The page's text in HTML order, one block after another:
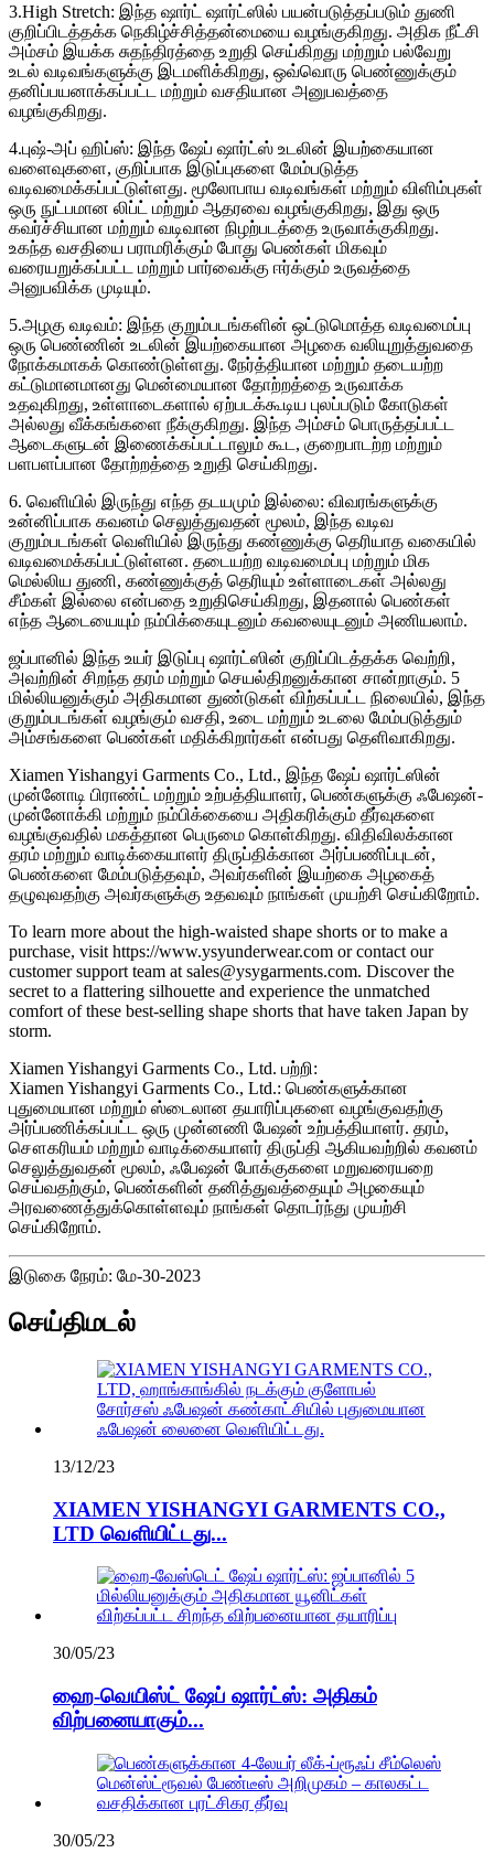
3.High Stretch: இந்த ஷார்ட் ஷார்ட்ஸில் பயன்படுத்தப்படும் துணி
குறிப்பிடத்தக்க நெகிழ்ச்சித்தன்மையை வழங்குகிறது. அதிக நீட்சி
அம்சம் இயக்க சுதந்திரத்தை உறுதி செய்கிறது மற்றும் பல்வேறு
உடல் வடிவங்களுக்கு இடமளிக்கிறது, ஒவ்வொரு பெண்ணுக்கும்
தனிப்பயனாக்கப்பட்ட மற்றும் வசதியான அனுபவத்தை
வழங்குகிறது.
4.புஷ்-அப் ஹிப்ஸ்: இந்த ஷேப் ஷார்ட்ஸ் உடலின் இயற்கையான
வளைவுகளை, குறிப்பாக இடுப்புகளை மேம்படுத்த
வடிவமைக்கப்பட்டுள்ளது. மூலோபாய வடிவங்கள் மற்றும் விளிம்புகள்
ஒரு நுட்பமான லிப்ட் மற்றும் ஆதரவை வழங்குகிறது, இது ஒரு
கவர்ச்சியான மற்றும் வடிவான நிழற்படத்தை உருவாக்குகிறது.
உகந்த வசதியை பராமரிக்கும் போது பெண்கள் மிகவும்
வரையறுக்கப்பட்ட மற்றும் பார்வைக்கு ஈர்க்கும் உருவத்தை
அனுபவிக்க முடியும்.
5.அழகு வடிவம்: இந்த குறும்படங்களின் ஒட்டுமொத்த வடிவமைப்பு
ஒரு பெண்ணின் உடலின் இயற்கையான அழகை வலியுறுத்துவதை
நோக்கமாகக் கொண்டுள்ளது. நேர்த்தியான மற்றும் தடையற்ற
கட்டுமானமானது மென்மையான தோற்றத்தை உருவாக்க
உதவுகிறது, உள்ளாடைகளால் ஏற்படக்கூடிய புலப்படும் கோடுகள்
அல்லது வீக்கங்களை நீக்குகிறது. இந்த அம்சம் பொருத்தப்பட்ட
ஆடைகளுடன் இணைக்கப்பட்டாலும் கூட, குறைபாடற்ற மற்றும்
பளபளப்பான தோற்றத்தை உறுதி செய்கிறது.
6. வெளியில் இருந்து எந்த தடயமும் இல்லை: விவரங்களுக்கு
உன்னிப்பாக கவனம் செலுத்துவதன் மூலம், இந்த வடிவ
குறும்படங்கள் வெளியில் இருந்து கண்ணுக்கு தெரியாத வகையில்
வடிவமைக்கப்பட்டுள்ளன. தடையற்ற வடிவமைப்பு மற்றும் மிக
மெல்லிய துணி, கண்ணுக்குத் தெரியும் உள்ளாடைகள் அல்லது
சீம்கள் இல்லை என்பதை உறுதிசெய்கிறது, இதனால் பெண்கள்
எந்த ஆடையையும் நம்பிக்கையுடனும் கவலையுடனும் அணியலாம்.
ஜப்பானில் இந்த உயர் இடுப்பு ஷார்ட்ஸின் குறிப்பிடத்தக்க வெற்றி,
அவற்றின் சிறந்த தரம் மற்றும் செயல்திறனுக்கான சான்றாகும். 5
மில்லியனுக்கும் அதிகமான துண்டுகள் விற்கப்பட்ட நிலையில், இந்த
குறும்படங்கள் வழங்கும் வசதி, உடை மற்றும் உடலை மேம்படுத்தும்
அம்சங்களை பெண்கள் மதிக்கிறார்கள் என்பது தெளிவாகிறது.
Xiamen Yishangyi Garments Co., Ltd., இந்த ஷேப் ஷார்ட்ஸின்
முன்னோடி பிராண்ட் மற்றும் உற்பத்தியாளர், பெண்களுக்கு ஃபேஷன்-
முன்னோக்கி மற்றும் நம்பிக்கையை அதிகரிக்கும் தீர்வுகளை
வழங்குவதில் மகத்தான பெருமை கொள்கிறது. விதிவிலக்கான
தரம் மற்றும் வாடிக்கையாளர் திருப்திக்கான அர்ப்பணிப்புடன்,
பெண்களை மேம்படுத்தவும், அவர்களின் இயற்கை அழகைத்
தழுவுவதற்கு அவர்களுக்கு உதவவும் நாங்கள் முயற்சி செய்கிறோம்.
To learn more about the high-waisted shape shorts or to make a
purchase, visit https://www.ysyunderwear.com or contact our
customer support team at sales@ysygarments.com. Discover the
secret to a flattering silhouette and experience the unmatched
comfort of these best-selling shape shorts that have taken Japan by
storm.
Xiamen Yishangyi Garments Co., Ltd. பற்றி:
Xiamen Yishangyi Garments Co., Ltd.: பெண்களுக்கான
புதுமையான மற்றும் ஸ்டைலான தயாரிப்புகளை வழங்குவதற்கு
அர்ப்பணிக்கப்பட்ட ஒரு முன்னணி பேஷன் உற்பத்தியாளர். தரம்,
சௌகரியம் மற்றும் வாடிக்கையாளர் திருப்தி ஆகியவற்றில் கவனம்
செலுத்துவதன் மூலம், ஃபேஷன் போக்குகளை மறுவரையறை
செய்வதற்கும், பெண்களின் தனித்துவத்தையும் அழகையும்
அரவணைத்துக்கொள்ளவும் நாங்கள் தொடர்ந்து முயற்சி
செய்கிறோம்.
இடுகை நேரம்: மே-30-2023
செய்திமடல்
13/12/23
XIAMEN YISHANGYI GARMENTS CO.,
LTD வெளியிட்டது...
30/05/23
ஹை-வெயிஸ்ட் ஷேப் ஷார்ட்ஸ்: அதிகம்
விற்பனையாகும்...
30/05/23